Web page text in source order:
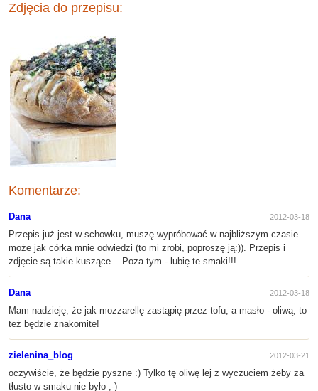
Zdjęcia do przepisu:
Komentarze:
Dana 2012-03-18
Przepis już jest w schowku, muszę wypróbować w najbliższym czasie...
może jak córka mnie odwiedzi (to mi zrobi, poproszę ją:)). Przepis i
zdjęcie są takie kuszące... Poza tym - lubię te smaki!!!
Dana 2012-03-18
Mam nadzieję, że jak mozzarellę zastąpię przez tofu, a masło - oliwą, to
też będzie znakomite!
zielenina_blog 2012-03-21
oczywiście, że będzie pyszne :) Tylko tę oliwę lej z wyczuciem żeby za
tłusto w smaku nie było ;-)